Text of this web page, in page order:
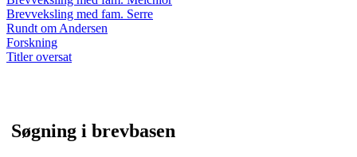
Brevveksling med fam. Serre
Rundt om Andersen
Forskning
Titler oversat
Søgning i brevbasen